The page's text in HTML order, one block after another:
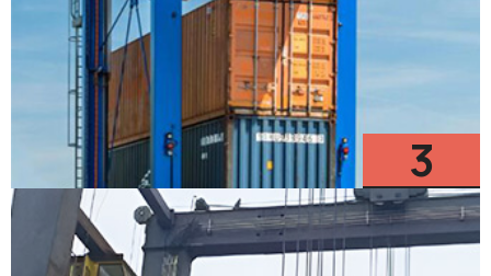
3
Modèles